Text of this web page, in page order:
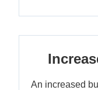
An increased